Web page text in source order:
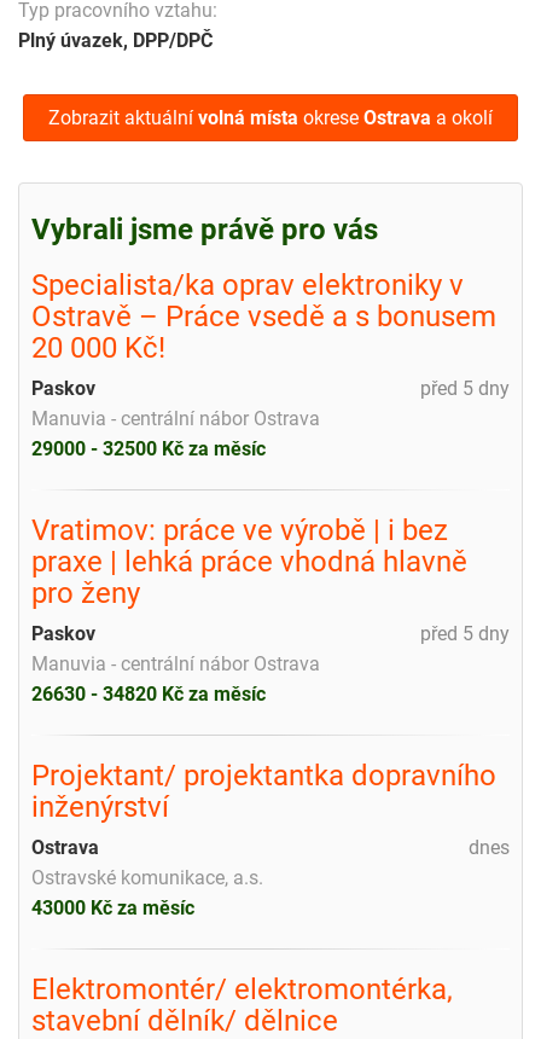
Typ pracovního vztahu:
Plný úvazek, DPP/DPČ
Zobrazit aktuální volná místa okrese Ostrava a okolí
Vybrali jsme právě pro vás
Specialista/ka oprav elektroniky v
Ostravě – Práce vsedě a s bonusem
20 000 Kč!
před 5 dny
Paskov
Manuvia - centrální nábor Ostrava
29000 - 32500 Kč za měsíc
Vratimov: práce ve výrobě | i bez
praxe | lehká práce vhodná hlavně
pro ženy
před 5 dny
Paskov
Manuvia - centrální nábor Ostrava
26630 - 34820 Kč za měsíc
Projektant/ projektantka dopravního
inženýrství
dnes
Ostrava
Ostravské komunikace, a.s.
43000 Kč za měsíc
Elektromontér/ elektromontérka,
stavební dělník/ dělnice